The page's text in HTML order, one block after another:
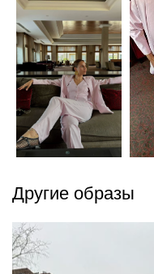
Другие образы